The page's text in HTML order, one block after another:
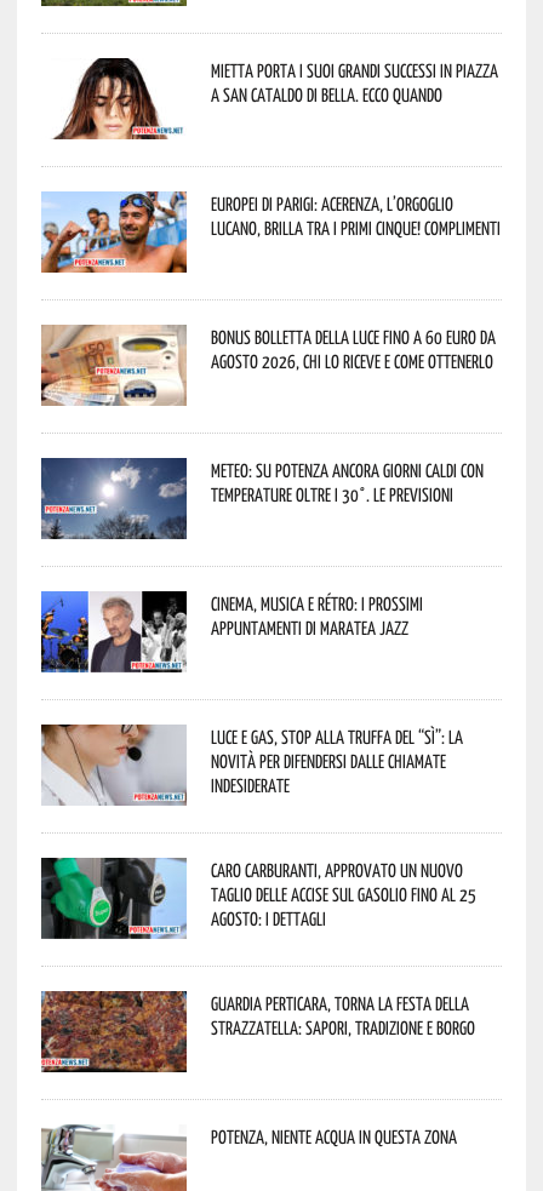
Mietta porta i suoi grandi successi in piazza
a San Cataldo di Bella. Ecco quando
Europei di Parigi: Acerenza, l’orgoglio
lucano, brilla tra i primi cinque! Complimenti
Bonus bolletta della luce fino a 60 euro da
agosto 2026, chi lo riceve e come ottenerlo
Meteo: su Potenza ancora giorni caldi con
temperature oltre i 30°. Le previsioni
Cinema, musica e rétro: i prossimi
appuntamenti di Maratea Jazz
Luce e gas, stop alla truffa del “Sì”: la
novità per difendersi dalle chiamate
indesiderate
Caro carburanti, approvato un nuovo
taglio delle accise sul gasolio fino al 25
agosto: i dettagli
Guardia Perticara, torna la Festa della
Strazzatella: sapori, tradizione e borgo
Potenza, niente acqua in questa zona